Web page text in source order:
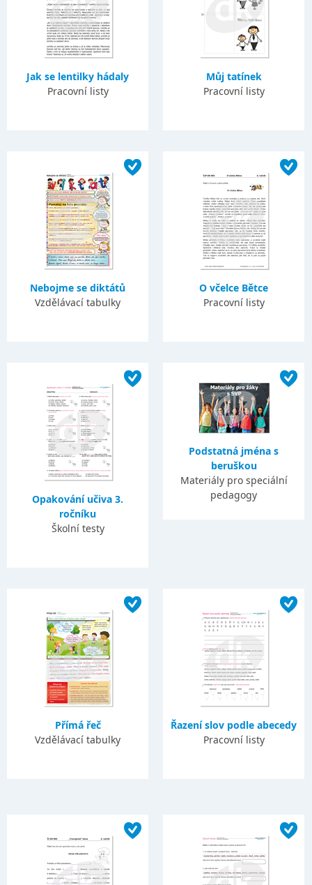
Jak se lentilky hádaly
Pracovní listy
Můj tatínek
Pracovní listy
Nebojme se diktátů
Vzdělávací tabulky
O včelce Bětce
Pracovní listy
Opakování učiva 3.
ročníku
Školní testy
Podstatná jména s
beruškou
Materiály pro speciální
pedagogy
Přímá řeč
Vzdělávací tabulky
Řazení slov podle abecedy
Pracovní listy